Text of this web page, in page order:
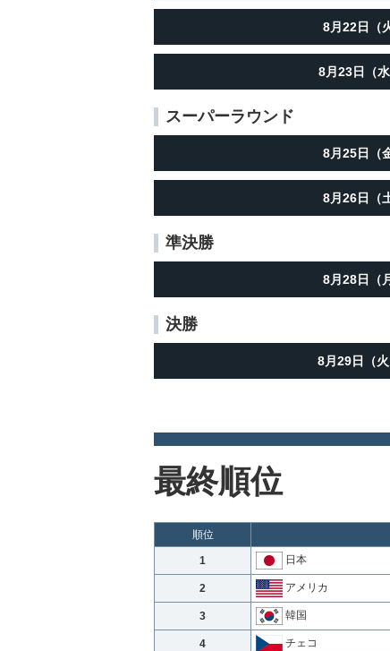
8月22日（
8月23日（水
スーパーラウンド
8月25日（
8月26日（
準決勝
8月28日（
決勝
8月29日（火
最終順位
順位
1 日本
2 アメリカ
3 韓国
4 チェコ